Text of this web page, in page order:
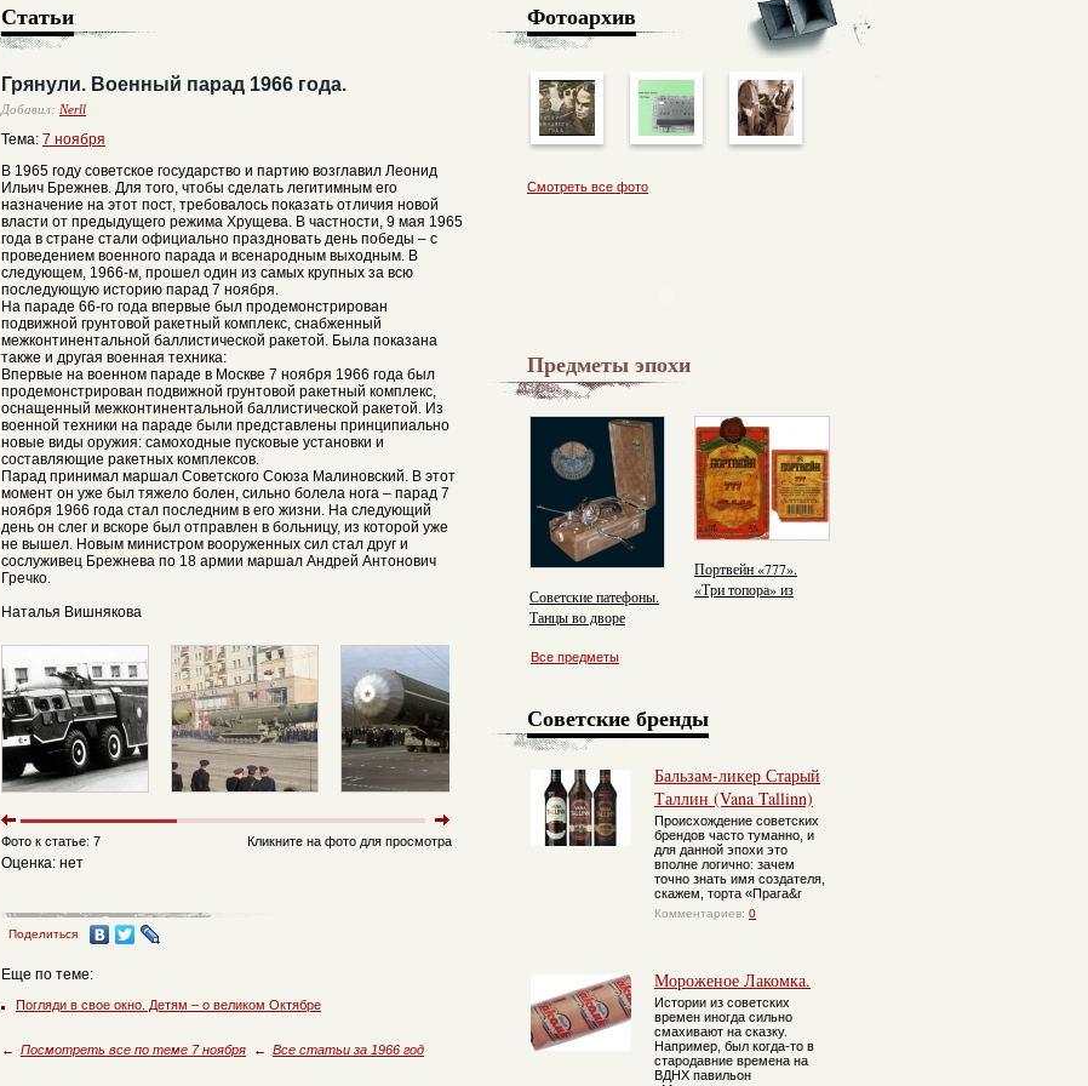
Статьи
Грянули. Военный парад 1966 года.
Добавил: Nerll
Тема: 7 ноября
В 1965 году советское государство и партию возглавил Леонид
Ильич Брежнев. Для того, чтобы сделать легитимным его
назначение на этот пост, требовалось показать отличия новой
власти от предыдущего режима Хрущева. В частности, 9 мая 1965
года в стране стали официально праздновать день победы – с
проведением военного парада и всенародным выходным. В
следующем, 1966-м, прошел один из самых крупных за всю
последующую историю парад 7 ноября.
На параде 66-го года впервые был продемонстрирован
подвижной грунтовой ракетный комплекс, снабженный
межконтинентальной баллистической ракетой. Была показана
также и другая военная техника:
Впервые на военном параде в Москве 7 ноября 1966 года был
продемонстрирован подвижной грунтовой ракетный комплекс,
оснащенный межконтинентальной баллистической ракетой. Из
военной техники на параде были представлены принципиально
новые виды оружия: самоходные пусковые установки и
составляющие ракетных комплексов.
Парад принимал маршал Советского Союза Малиновский. В этот
момент он уже был тяжело болен, сильно болела нога – парад 7
ноября 1966 года стал последним в его жизни. На следующий
день он слег и вскоре был отправлен в больницу, из которой уже
не вышел. Новым министром вооруженных сил стал друг и
сослуживец Брежнева по 18 армии маршал Андрей Антонович
Гречко.
Наталья Вишнякова
Кликните на фото для просмотра
Фото к статье: 7
Оценка: нет
Поделиться
Еще по теме:
Погляди в свое окно. Детям – о великом Октябре
← Посмотреть все по теме 7 ноября ← Все статьи за 1966 год
Фотоархив
Смотреть все фото
Предметы эпохи
Советские патефоны.
Танцы во дворе
Портвейн «777».
«Три топора» из
Все предметы
Советские бренды
Бальзам-ликер Старый
Таллин (Vana Tallinn)
Происхождение советских
брендов часто туманно, и
для данной эпохи это
вполне логично: зачем
точно знать имя создателя,
скажем, торта «Прага&r
Комментариев: 0
Мороженое Лакомка.
Истории из советских
времен иногда сильно
смахивают на сказку.
Например, был когда-то в
стародавние времена на
ВДНХ павильон